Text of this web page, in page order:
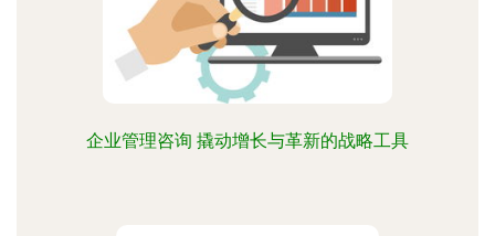
企业管理咨询 撬动增长与革新的战略工具